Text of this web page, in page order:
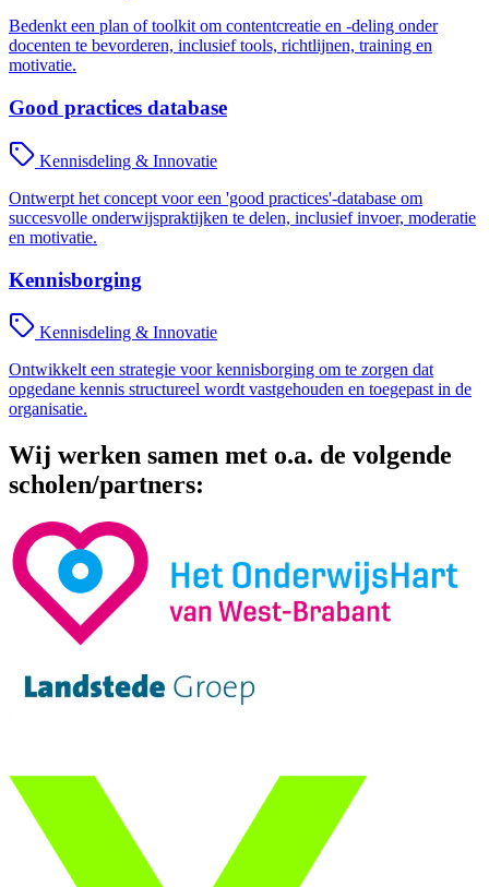
Bedenkt een plan of toolkit om contentcreatie en -deling onder
docenten te bevorderen, inclusief tools, richtlijnen, training en
motivatie.
Good practices database
Kennisdeling & Innovatie
Ontwerpt het concept voor een 'good practices'-database om
succesvolle onderwijspraktijken te delen, inclusief invoer, moderatie
en motivatie.
Kennisborging
Kennisdeling & Innovatie
Ontwikkelt een strategie voor kennisborging om te zorgen dat
opgedane kennis structureel wordt vastgehouden en toegepast in de
organisatie.
Wij werken samen met o.a. de volgende
scholen/partners: